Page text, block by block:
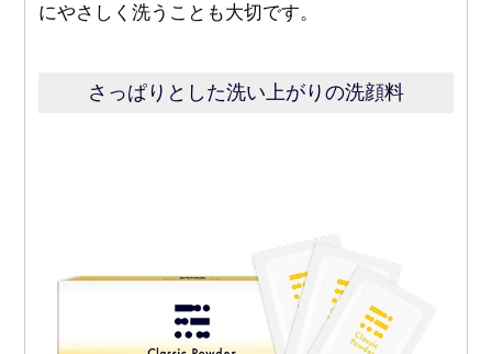
にやさしく洗うことも大切です。
さっぱりとした洗い上がりの洗顔料